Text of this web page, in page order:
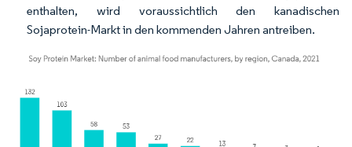
enthalten, wird voraussichtlich den kanadischen
Sojaprotein-Markt in den kommenden Jahren antreiben.